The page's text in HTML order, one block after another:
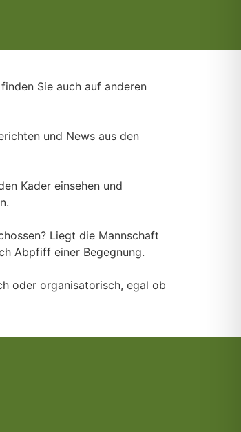
Sie auch auf anderen
und News aus den
Kader einsehen und
Liegt die Mannschaft
Abpfiff einer Begegnung.
oder organisatorisch, egal ob